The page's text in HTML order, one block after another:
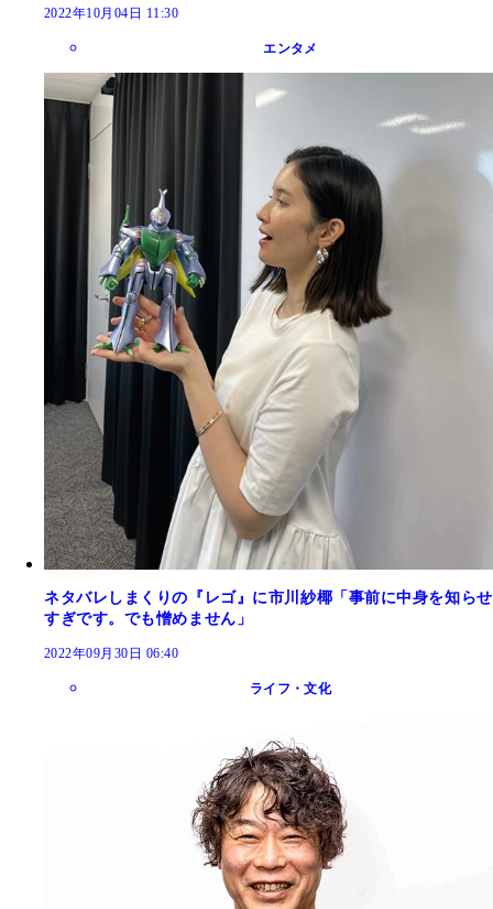
2022年10月04日 11:30
エンタメ
ネタバレしまくりの『レゴ』に市川紗椰「事前に中身を知らせ
すぎです。でも憎めません」
2022年09月30日 06:40
ライフ・文化